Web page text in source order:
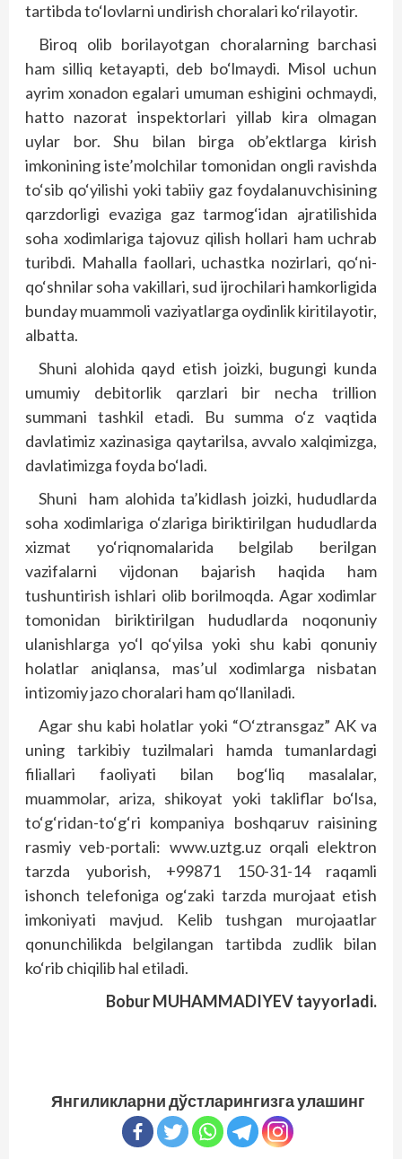
tartibda to‘lovlarni undirish choralari ko‘rilayotir.
Biroq olib borilayotgan choralarning barchasi
ham silliq ketayapti, deb bo‘lmaydi. Misol uchun
ayrim xonadon egalari umuman eshigini ochmaydi,
hatto nazorat inspektorlari yillab kira olmagan
uylar bor. Shu bilan birga ob’ektlarga kirish
imkonining iste’molchilar tomonidan ongli ravishda
to‘sib qo‘yilishi yoki tabiiy gaz foydalanuvchisining
qarzdorligi evaziga gaz tarmog‘idan ajratilishida
soha xodimlariga tajovuz qilish hollari ham uchrab
turibdi. Mahalla faollari, uchastka nozirlari, qo‘ni-
qo‘shnilar soha vakillari, sud ijrochilari hamkorligida
bunday muammoli vaziyatlarga oydinlik kiritilayotir,
albatta.
Shuni alohida qayd etish joizki, bugungi kunda
umumiy debitorlik qarzlari bir necha trillion
summani tashkil etadi. Bu summa o‘z vaqtida
davlatimiz xazinasiga qaytarilsa, avvalo xalqimizga,
davlatimizga foyda bo‘ladi.
Shuni ham alohida ta’kidlash joizki, hududlarda
soha xodimlariga o‘zlariga biriktirilgan hududlarda
xizmat yo‘riqnomalarida belgilab berilgan
vazifalarni vijdonan bajarish haqida ham
tushuntirish ishlari olib borilmoqda. Agar xodimlar
tomonidan biriktirilgan hududlarda noqonuniy
ulanishlarga yo‘l qo‘yilsa yoki shu kabi qonuniy
holatlar aniqlansa, mas’ul xodimlarga nisbatan
intizomiy jazo choralari ham qo‘llaniladi.
Agar shu kabi holatlar yoki “O‘ztransgaz” AK va
uning tarkibiy tuzilmalari hamda tumanlardagi
filiallari faoliyati bilan bog‘liq masalalar,
muammolar, ariza, shikoyat yoki takliflar bo‘lsa,
to‘g‘ridan-to‘g‘ri kompaniya boshqaruv raisining
rasmiy veb-portali: www.uztg.uz orqali elektron
tarzda yuborish, +99871 150-31-14 raqamli
ishonch telefoniga og‘zaki tarzda murojaat etish
imkoniyati mavjud. Kelib tushgan murojaatlar
qonunchilikda belgilangan tartibda zudlik bilan
ko‘rib chiqilib hal etiladi.
Bobur MUHAMMADIYEV tayyorladi.
Янгиликларни дўстларингизга улашинг